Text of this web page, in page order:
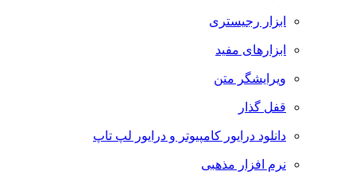
ابزار رجیستری
ابزارهای مفید
ویرایشگر متن
قفل گذار
دانلود درایور کامپیوتر و درایور لپ تاپ
نرم افزار مذهبی